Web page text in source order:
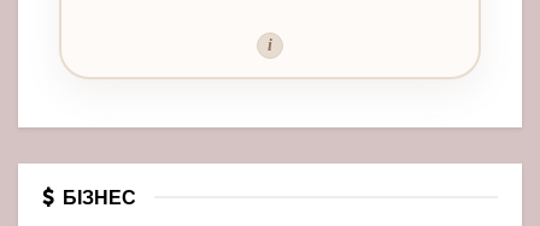
i
БІЗНЕС